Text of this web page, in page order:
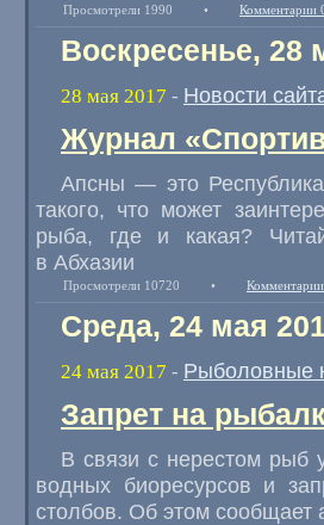
Просмотрели 1990 • Комментарии
Воскресенье, 28
28 мая 2017 - Новости
Журнал
Апсны — это
такого, что может
рыба, где и какая?
в Абхазии
Просмотрели 10720 •
Среда, 24 мая
24 мая 2017 - Рыболовные
Запрет на
В связи с нерестом рыб
водных биоресурсов и
столбов. Об этом сообщает